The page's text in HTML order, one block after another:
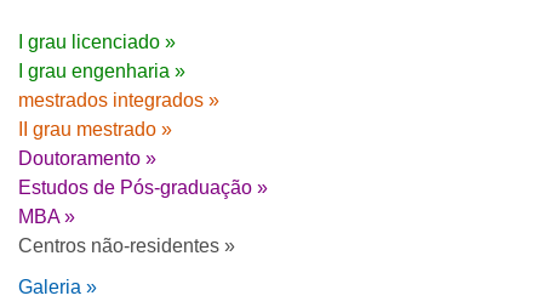
I grau licenciado »
I grau engenharia »
mestrados integrados »
II grau mestrado »
Doutoramento »
Estudos de Pós-graduação »
MBA »
Centros não-residentes »
Galeria »